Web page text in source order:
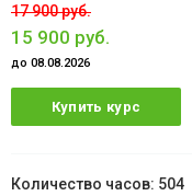
17 900 руб.
15 900 руб.
до 08.08.2026
Купить курс
504